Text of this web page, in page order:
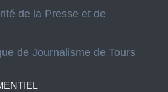
de la Presse et de
de Journalisme de Tours